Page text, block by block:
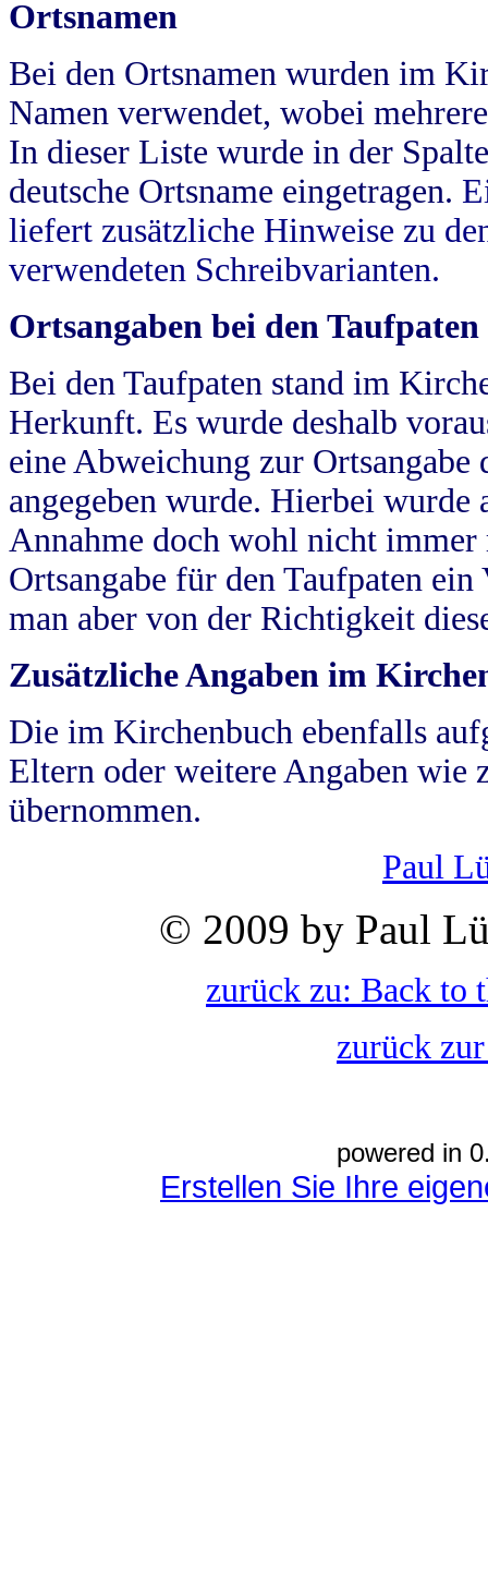
Ortsnamen
Bei den Ortsnamen wurden im
Namen verwendet, wobei
In dieser Liste wurde in der
deutsche Ortsname eingetragen.
liefert zusätzliche Hinweise zu
verwendeten Schreibvarianten.
Ortsangaben bei den Taufpaten
Bei den Taufpaten stand im
Herkunft. Es wurde deshalb
eine Abweichung zur
angegeben wurde. Hierbei wurde
Annahme doch wohl nicht
Ortsangabe für den Taufpaten
man aber von der Richtigkeit
Zusätzliche Angaben im
Die im Kirchenbuch ebenfalls
Eltern oder weitere Angaben wie
übernommen.
Paul
© 2009 by Paul
zurück zu: Back to
zurück
powered in
Erstellen Sie Ihre